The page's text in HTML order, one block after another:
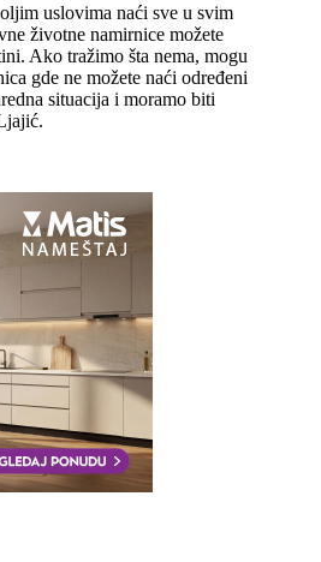
uslovima naći sve u svim
životne namirnice možete
Ako tražimo šta nema, mogu
gde ne možete naći određeni
situacija i moramo biti